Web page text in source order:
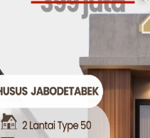
conscious dengan
m² (paket material +
penyedia jasa material
dengan Inovasi
kualitas dan harga,